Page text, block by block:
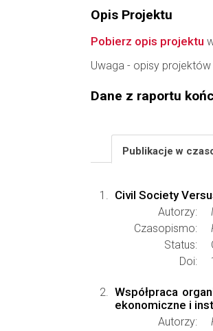
Opis Projektu
Pobierz opis projektu
Uwaga - opisy
Dane z raportu
Publikacje w
Civil Society
Autorzy:
Czasopismo:
Status:
Doi:
Współpraca
ekonomiczne i
Autorzy: